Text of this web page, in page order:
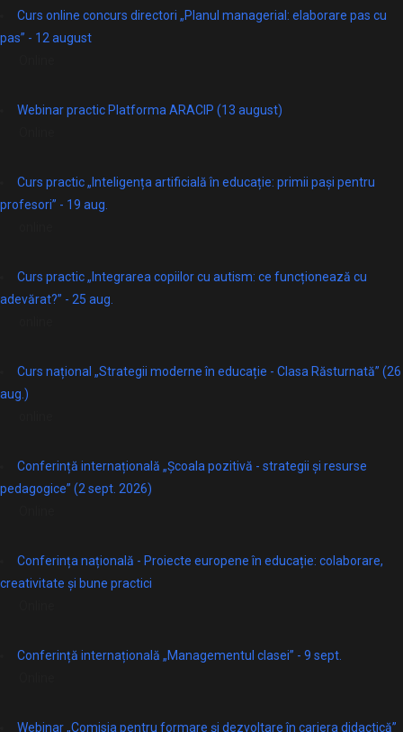
Curs online concurs directori „Planul managerial: elaborare pas cu
pas” - 12 august
Webinar practic Platforma ARACIP (13 august)
Curs practic „Inteligența artificială în educație: primii pași pentru
profesori” - 19 aug.
Curs practic „Integrarea copiilor cu autism: ce funcționează cu
adevărat?” - 25 aug.
Curs național „Strategii moderne în educație - Clasa Răsturnată” (26
aug.)
Conferință internațională „Școala pozitivă - strategii și resurse
pedagogice” (2 sept. 2026)
Conferința națională - Proiecte europene în educație: colaborare,
creativitate și bune practici
Conferință internațională „Managementul clasei” - 9 sept.
Webinar „Comisia pentru formare și dezvoltare în cariera didactică”